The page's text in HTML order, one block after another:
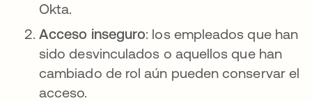
Okta.
Acceso inseguro: los empleados que han
sido desvinculados o aquellos que han
cambiado de rol aún pueden conservar el
acceso.